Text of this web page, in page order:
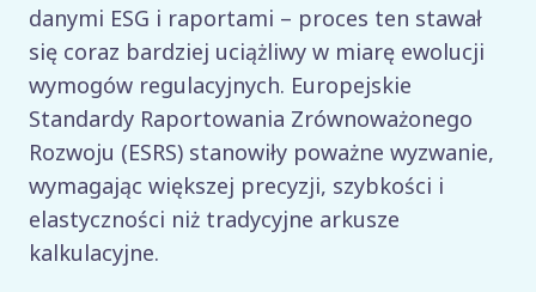
danymi ESG i raportami – proces ten stawał
się coraz bardziej uciążliwy w miarę ewolucji
wymogów regulacyjnych. Europejskie
Standardy Raportowania Zrównoważonego
Rozwoju (ESRS) stanowiły poważne wyzwanie,
wymagając większej precyzji, szybkości i
elastyczności niż tradycyjne arkusze
kalkulacyjne.